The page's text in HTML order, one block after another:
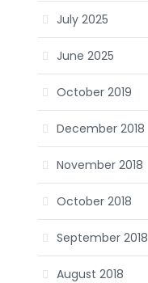
July 2025
June 2025
October 2019
December 2018
November 2018
October 2018
September 2018
August 2018